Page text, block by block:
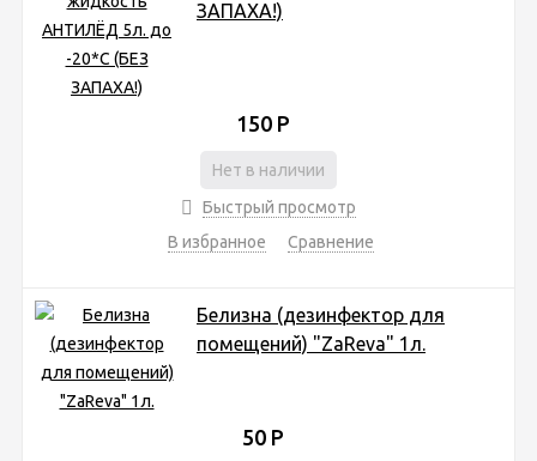
ЗАПАХА!)
150 Р
Нет в наличии
Быстрый просмотр
В избранное
Сравнение
Белизна (дезинфектор для
помещений) "ZaReva" 1л.
50 Р